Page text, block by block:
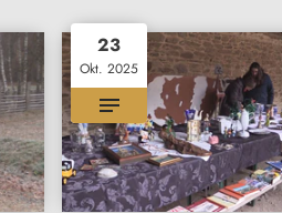
23
Okt. 2025